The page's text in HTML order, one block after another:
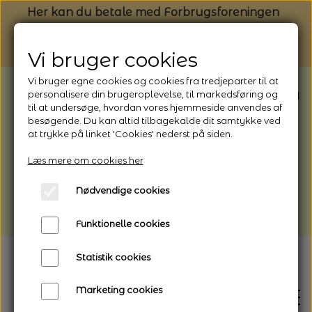
Her kan du betale med Forbrugsforeningen
BEMÆRK: Butikken har ferielukket* fra
1/8 - 9/8 - 2026
*Webshoppen er åben og sender hele
afhentning
Vi gør opmærksom på, at der kan være lidt
længere leveringstid
Vi bruger cookies
Vi bruger egne cookies og cookies fra tredjeparter til at
personalisere din brugeroplevelse, til markedsføring og
til at undersøge, hvordan vores hjemmeside anvendes af
besøgende. Du kan altid tilbagekalde dit samtykke ved
at trykke på linket 'Cookies' nederst på siden.
Læs mere om cookies her
Nødvendige cookies
Funktionelle cookies
Statistik cookies
Marketing cookies